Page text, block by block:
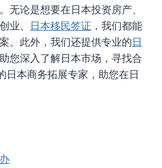
无论是想要在日本投资房产、
业、 日本移民签证 ，我们都能
。此外，我们还提供专业的日
您深入了解日本市场，寻找合
日本商务拓展专家，助您在日